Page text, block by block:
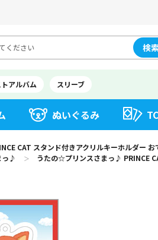
検
アルバム スリーブ
ぬいぐるみ
CAT スタンド付きアクリルキーホルダー お
っ♪ ＞ うたの☆プリンスさまっ♪ PRINCE